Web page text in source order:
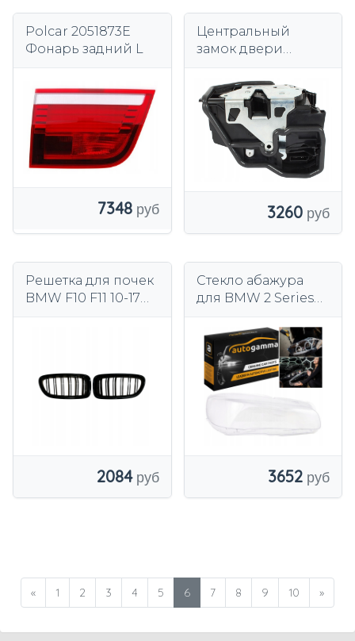
Polcar 2051873E
Фонарь задний L
7348
Центральный
замок двери
3260
Решетка для почек
BMW F10 F11 10-17
2084
Стекло абажура
для BMW 2 Series
(2014-2022) правое
3652
« 1 2 3 4 5 6 7 8 9 10 »